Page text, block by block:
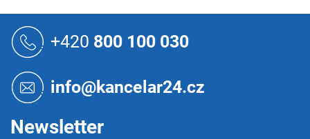
+420 800 100 030
info@kancelar24.cz
Newsletter